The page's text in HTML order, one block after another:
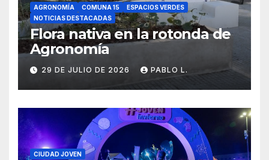
AGRONOMÍA COMUNA 15
ESPACIOS VERDES
NOTICIAS DESTACADAS
Flora nativa en la rotonda de
Agronomía
29 DE JULIO DE 2026 PABLO L.
CIUDAD JOVEN